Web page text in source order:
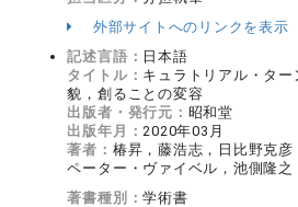
外部サイトへのリンクを表示
記述言語： 日本語
タイトル： キュラトリアル・タ
貌，創ることの変容
出版者・発行元： 昭和堂
出版年月：2020年03月
著者： 椿昇，藤浩志，日比野克彦
ペーター・ヴァイベル，池側隆之
著書種別：学術書